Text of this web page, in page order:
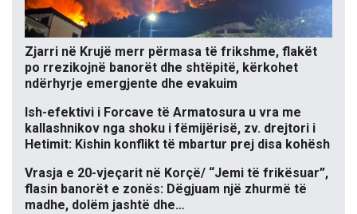
Zjarri në Krujë merr përmasa të frikshme, flakët
po rrezikojnë banorët dhe shtëpitë, kërkohet
ndërhyrje emergjente dhe evakuim
Ish-efektivi i Forcave të Armatosura u vra me
kallashnikov nga shoku i fëmijërisë, zv. drejtori i
Hetimit: Kishin konflikt të mbartur prej disa kohësh
Vrasja e 20-vjeçarit në Korçë/ “Jemi të frikësuar”,
flasin banorët e zonës: Dëgjuam një zhurmë të
madhe, dolëm jashtë dhe…